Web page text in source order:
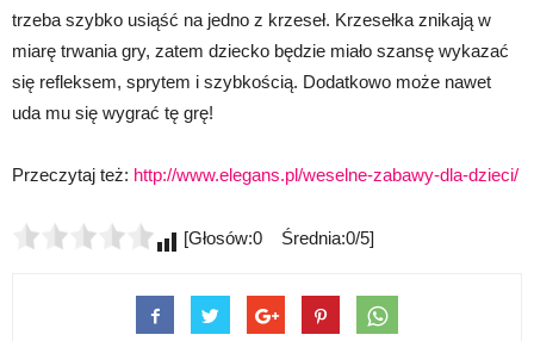
trzeba szybko usiąść na jedno z krzeseł. Krzesełka znikają w
miarę trwania gry, zatem dziecko będzie miało szansę wykazać
się refleksem, sprytem i szybkością. Dodatkowo może nawet
uda mu się wygrać tę grę!
Przeczytaj też: http://www.elegans.pl/weselne-zabawy-dla-dzieci/
[Głosów:0 Średnia:0/5]